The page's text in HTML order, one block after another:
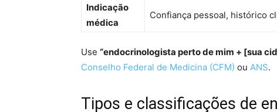
Indicação
médica
Confiança pessoal, histórico
Use “endocrinologista perto de mim + [sua
Conselho Federal de Medicina (CFM) ou ANS.
Tipos e classificações de